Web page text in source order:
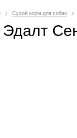
Сухой корм для собак